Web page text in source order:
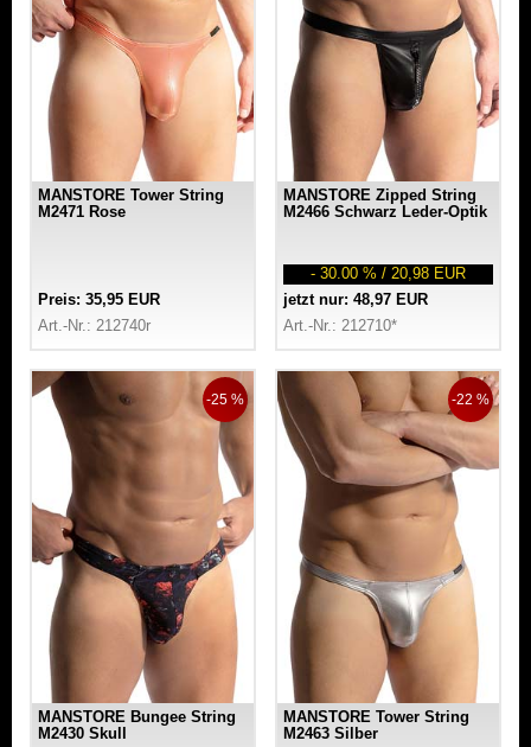
MANSTORE Tower String
M2471 Rose
Preis: 35,95 EUR
Art.-Nr.: 212740r
MANSTORE Zipped String
M2466 Schwarz Leder-Optik
- 30.00 % / 20,98 EUR
jetzt nur: 48,97 EUR
Art.-Nr.: 212710*
-25 %
MANSTORE Bungee String
M2430 Skull
-22 %
MANSTORE Tower String
M2463 Silber